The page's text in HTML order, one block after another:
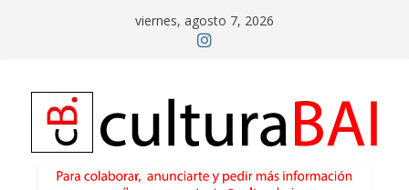
viernes, agosto 7, 2026